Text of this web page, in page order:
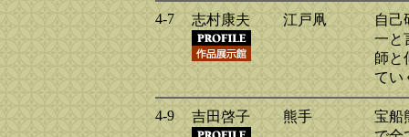
4-7 志村康夫 江戸凧
自己
一と
師と
てい
4-9 吉田啓子 熊手
宝船